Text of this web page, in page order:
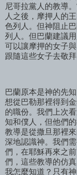
尼哥拉黨人的教導
人之後，摩押人的
色列人。但神阻止
列人。但巴蘭建議
可以讓摩押的女子
跟隨這些女子去敬
巴蘭原本是神的先
想從巴勒那裡得到
的職份。我們上次
知和僕人，但他們
教導是從撒旦那裡
深地認識神。我們
們，在耶穌再來之
們，這些教導的仿
我怎麼知道？只有